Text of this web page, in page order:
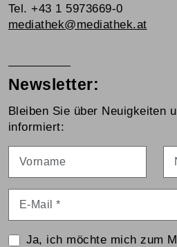
Tel. +43 1 5973669-0
mediathek@mediathek.at
Newsletter:
Bleiben Sie über Neuigkeiten
informiert:
Ja, ich möchte mich zum